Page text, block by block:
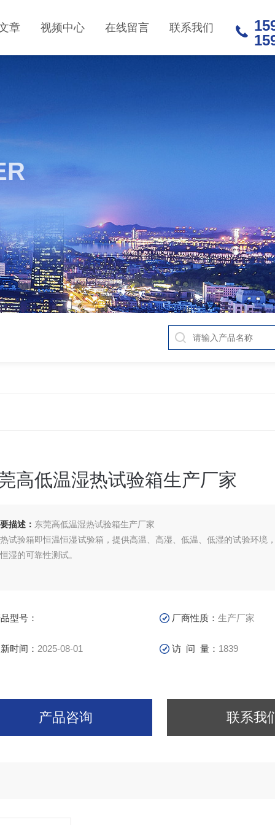
章 视频中心 在线留言 联系我们
高低温湿热试验箱生产厂家
描述： 东莞高低温湿热试验箱生产厂家
试验箱即恒温恒湿试验箱，提供高温、高湿、低温、低湿的试验环境
湿的可靠性测试。
型号： 厂商性质： 生产厂家
时间： 2025-08-01 访 问 量： 1839
产品咨询 联系我